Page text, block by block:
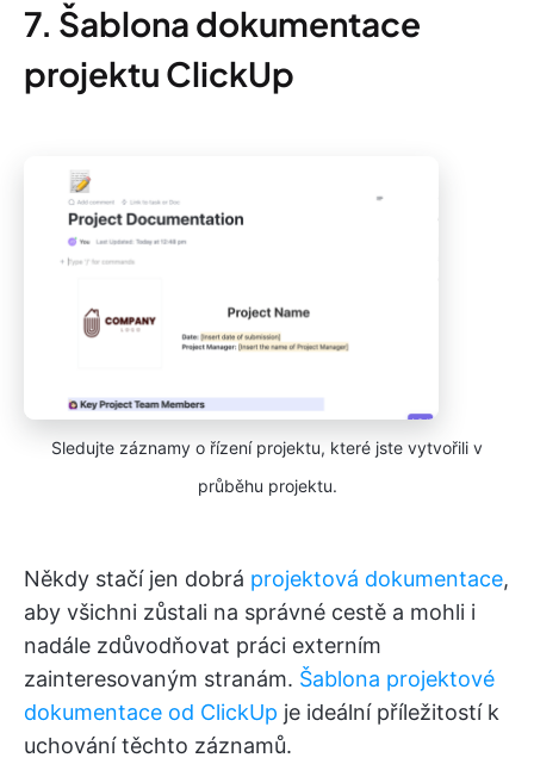
7. Šablona dokumentace
projektu ClickUp
Sledujte záznamy o řízení projektu, které jste vytvořili v
průběhu projektu.
Někdy stačí jen dobrá projektová dokumentace,
aby všichni zůstali na správné cestě a mohli i
nadále zdůvodňovat práci externím
zainteresovaným stranám. Šablona projektové
dokumentace od ClickUp je ideální příležitostí k
uchování těchto záznamů.